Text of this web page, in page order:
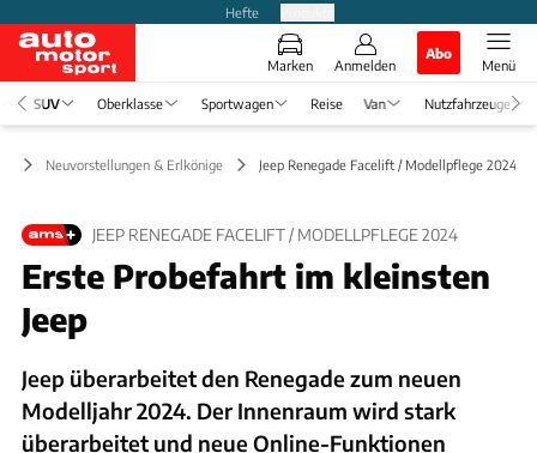
Hefte
Marken Anmelden
Abo
Menü
SUV Oberklasse Sportwagen Reise Van Nutzfahrzeuge
Neuvorstellungen & Erlkönige Jeep Renegade Facelift / Modellpflege 2024
JEEP RENEGADE FACELIFT / MODELLPFLEGE 2024
Erste Probefahrt im kleinsten
Jeep
Jeep überarbeitet den Renegade zum neuen
Modelljahr 2024. Der Innenraum wird stark
überarbeitet und neue Online-Funktionen